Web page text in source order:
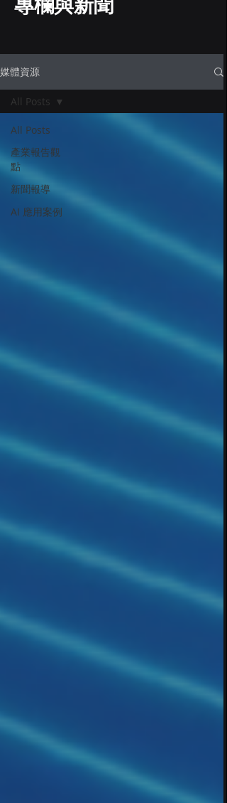
專欄與新聞
媒體資源
All Posts
產業報告觀
點
新聞報導
AI 應用案例
All Posts